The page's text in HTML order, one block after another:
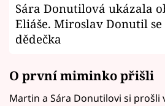
Sára Donutilová ukázala
Eliáše. Miroslav Donutil
dědečka
O první miminko přišli
Martin a Sára Donutilovi si prošli